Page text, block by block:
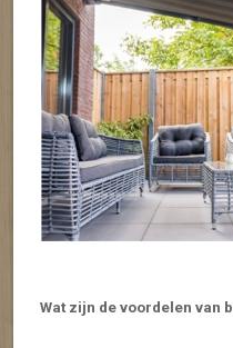
Wat zijn de voordelen van